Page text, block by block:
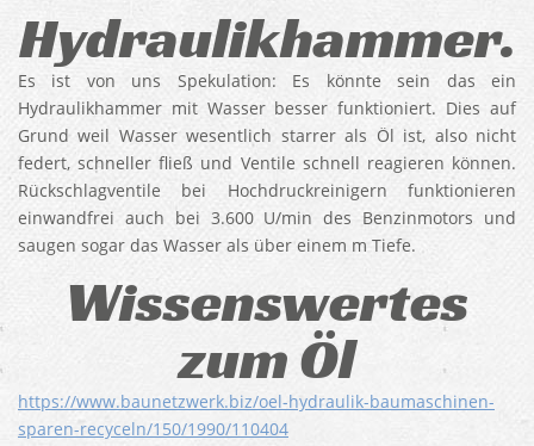
Hydraulikhammer.
Es ist von uns Spekulation: Es könnte sein das ein
Hydraulikhammer mit Wasser besser funktioniert. Dies auf
Grund weil Wasser wesentlich starrer als Öl ist, also nicht
federt, schneller fließ und Ventile schnell reagieren können.
Rückschlagventile bei Hochdruckreinigern funktionieren
einwandfrei auch bei 3.600 U/min des Benzinmotors und
saugen sogar das Wasser als über einem m Tiefe.
Wissenswertes
zum Öl
https://www.baunetzwerk.biz/oel-hydraulik-baumaschinen-
sparen-recyceln/150/1990/110404